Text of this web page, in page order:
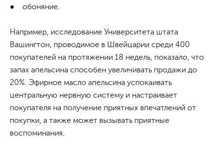
● обоняние.
Например, исследование Университета штата
Вашингтон, проводимое в Швейцарии среди 400
покупателей на протяжении 18 недель, показало, что
запах апельсина способен увеличивать продажи до
20%. Эфирное масло апельсина успокаивать
центральную нервную систему и настраивает
покупателя на получение приятных впечатлений от
покупки, а также может вызывать приятные
воспоминания.